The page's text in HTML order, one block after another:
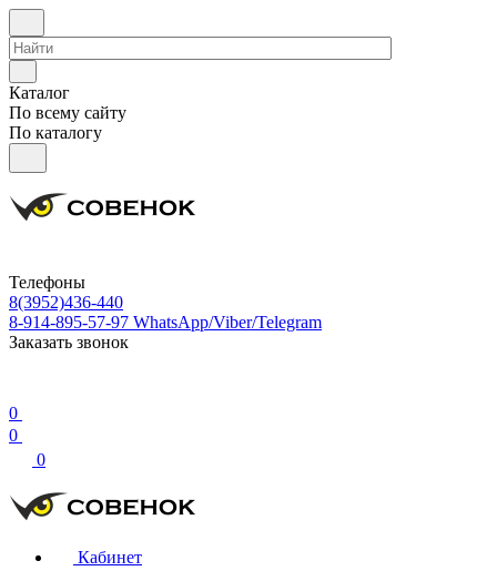
Каталог
По всему сайту
По каталогу
Телефоны
8(3952)436-440
8-914-895-57-97 WhatsApp/Viber/Telegram
Заказать звонок
0
0
0
Кабинет